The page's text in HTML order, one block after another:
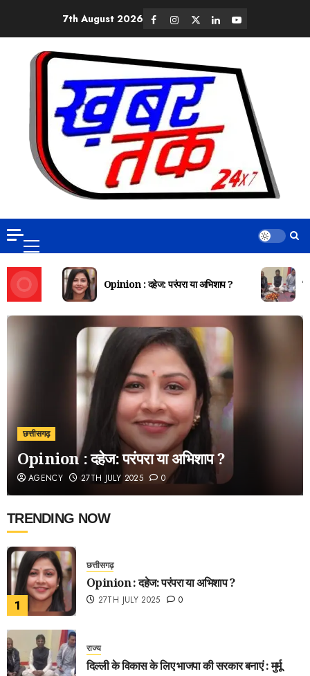
7th August 2026
Opinion : दहेज: परंपरा या अभिशाप ?
छत्तीसगढ़
Opinion : दहेज: परंपरा या अभिशाप ?
AGENCY 27TH JULY 2025 0
TRENDING NOW
1
छत्तीसगढ़
Opinion : दहेज: परंपरा या अभिशाप ?
27TH JULY 2025 0
राज्य
दिल्ली के विकास के लिए भाजपा की सरकार बनाएं : मुर्मू